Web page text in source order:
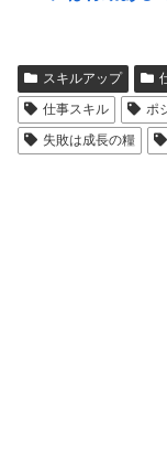
スキルアップ
仕事スキル
ポ
失敗は成長の糧